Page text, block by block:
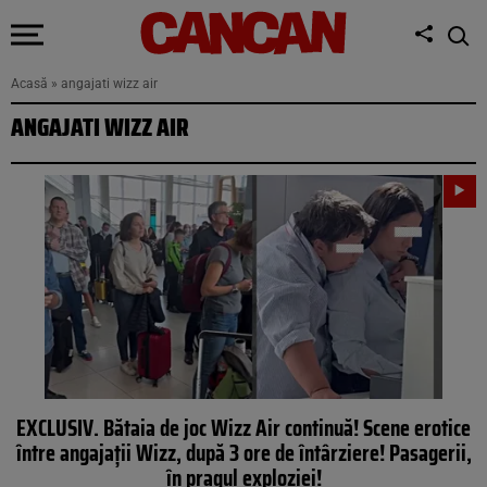
Acasă » angajati wizz air
ANGAJATI WIZZ AIR
EXCLUSIV. Bătaia de joc Wizz Air continuă! Scene erotice
între angajații Wizz, după 3 ore de întârziere! Pasagerii,
în pragul exploziei!